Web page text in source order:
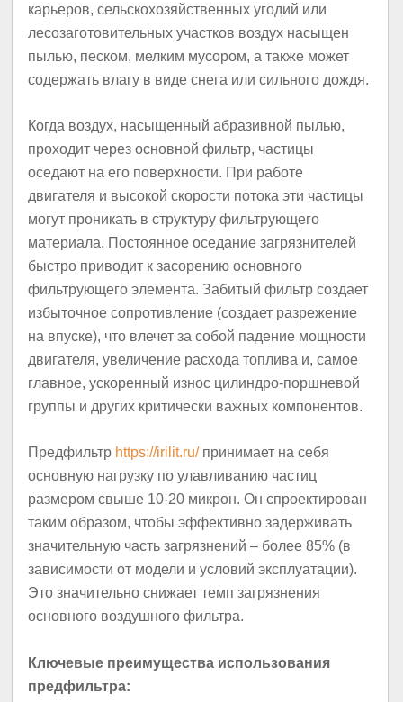
карьеров, сельскохозяйственных угодий или
лесозаготовительных участков воздух насыщен
пылью, песком, мелким мусором, а также может
содержать влагу в виде снега или сильного дождя.
Когда воздух, насыщенный абразивной пылью,
проходит через основной фильтр, частицы
оседают на его поверхности. При работе
двигателя и высокой скорости потока эти частицы
могут проникать в структуру фильтрующего
материала. Постоянное оседание загрязнителей
быстро приводит к засорению основного
фильтрующего элемента. Забитый фильтр создает
избыточное сопротивление (создает разрежение
на впуске), что влечет за собой падение мощности
двигателя, увеличение расхода топлива и, самое
главное, ускоренный износ цилиндро-поршневой
группы и других критически важных компонентов.
Предфильтр https://irilit.ru/ принимает на себя
основную нагрузку по улавливанию частиц
размером свыше 10-20 микрон. Он спроектирован
таким образом, чтобы эффективно задерживать
значительную часть загрязнений – более 85% (в
зависимости от модели и условий эксплуатации).
Это значительно снижает темп загрязнения
основного воздушного фильтра.
Ключевые преимущества использования
предфильтра: